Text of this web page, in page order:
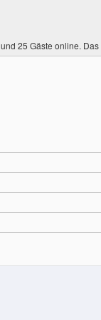
und 25 Gäste online. Das